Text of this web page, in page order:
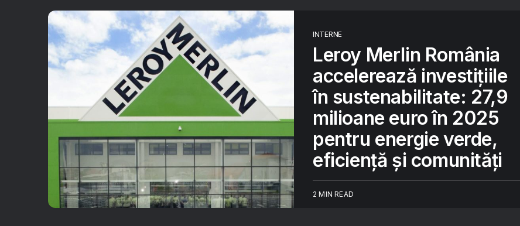
INTERNE
Leroy Merlin România
accelerează investițiile
în sustenabilitate: 27,9
milioane euro în 2025
pentru energie verde,
eficiență și comunități
2 MIN READ